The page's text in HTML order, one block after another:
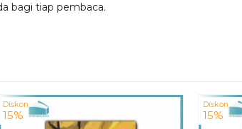
bagi tiap pembaca.
Diskon
15%
Diskon
15%